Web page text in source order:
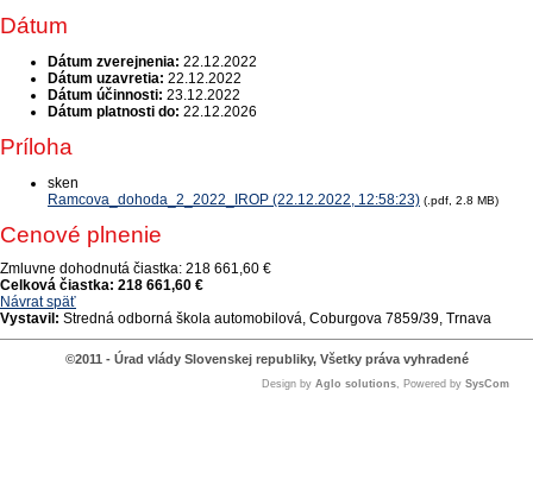
Dátum
Dátum zverejnenia: 22.12.2022
Dátum uzavretia: 22.12.2022
Dátum účinnosti: 23.12.2022
Dátum platnosti do: 22.12.2026
Príloha
sken
Ramcova_dohoda_2_2022_IROP (22.12.2022, 12:58:23) (.pdf, 2.8 MB)
Cenové plnenie
Zmluvne dohodnutá čiastka: 218 661,60 €
Celková čiastka: 218 661,60 €
Návrat späť
Vystavil: Stredná odborná škola automobilová, Coburgova 7859/39, Trnava
©2011 - Úrad vlády Slovenskej republiky, Všetky práva vyhradené
Design by Aglo solutions, Powered by SysCom